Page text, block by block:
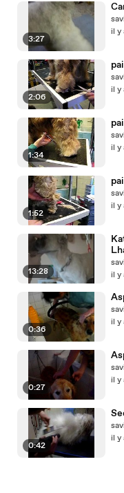
3:27
il y
2:06
il y
1:34
il y
1:52
il y
13:28
il y
0:36
il y
0:27
il y
0:42
il y